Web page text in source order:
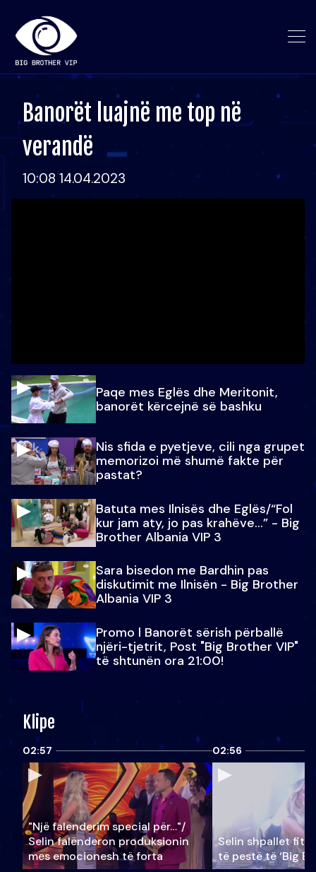
Banorët luajnë me top në
verandë
10:08 14.04.2023
Paqe mes Eglës dhe Meritonit,
banorët kërcejnë së bashku
Nis sfida e pyetjeve, cili nga grupet
memorizoi më shumë fakte për
pastat?
Batuta mes Ilnisës dhe Eglës/“Fol
kur jam aty, jo pas krahëve…” - Big
Brother Albania VIP 3
Sara bisedon me Bardhin pas
diskutimit me Ilnisën - Big Brother
Albania VIP 3
Promo l Banorët sërish përballë
njëri-tjetrit, Post "Big Brother VIP"
të shtunën ora 21:00!
Klipe
02:57
"Një falenderim special për…"/
Selin falënderon produksionin
mes emocionesh të forta
02:56
Selin shpallet
të pestë të ‘Big